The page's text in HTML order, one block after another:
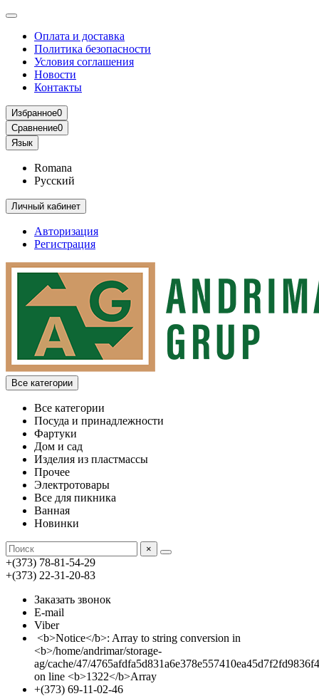
Оплата и доставка
Политика безопасности
Условия соглашения
Новости
Контакты
Избранное0
Сравнение0
Язык
Romana
Русский
Личный кабинет
Авторизация
Регистрация
Все категории
Все категории
Посуда и принадлежности
Фартуки
Дом и сад
Изделия из пластмассы
Прочее
Электротовары
Все для пикника
Ванная
Новинки
×
+(373) 78-81-54-29
+(373) 22-31-20-83
Заказать звонок
E-mail
Viber
<b>Notice</b>: Array to string conversion in
<b>/home/andrimar/storage-
ag/cache/47/
on line <b>1322</b>Array
+(373) 69-11-02-46